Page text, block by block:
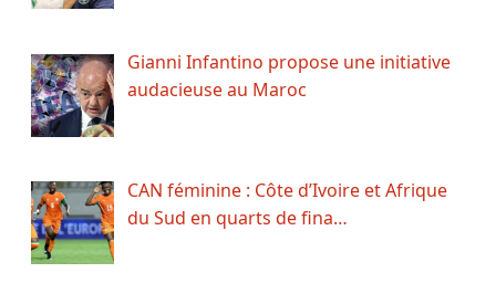
Gianni Infantino propose une initiative
audacieuse au Maroc
CAN féminine : Côte d’Ivoire et Afrique
du Sud en quarts de fina…